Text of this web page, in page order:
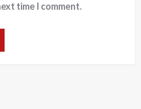
time I comment.